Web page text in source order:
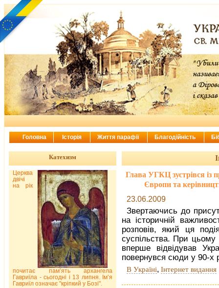
Глава УГКЦ зустрівся із
Європи та
23.06.2009
Звертаючись до
на історичній
розповів, який ця
суспільства. При цьому
вперше відвідував
повернувся сюди у 90-х
В Україні, Інтернет видання
Катехизм
Церква
двічі
на рік
почитає пам’ять архангела
Гавриїла - сьогодні і 13 липня. Ім’я
Гавриїл означає "кріпкий у Бозі".
Головна Історія Життя парафії Благодійність